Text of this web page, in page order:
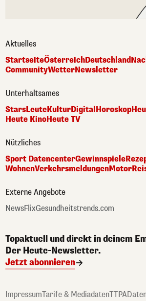
Aktuelles
StartseiteÖsterreichDeutschland
CommunityWetterNewsletter
Unterhaltsames
StarsLeuteKulturDigital Horoskop
Heute KinoHeute TV
Nützliches
Sport DatencenterGewinnspiele
WohnenVerkehrsmeldungenMotor
Externe Angebote
NewsFlixGesundheitstrends.com
Topaktuell und direkt in deinem
Der Heute-Newsletter.
Jetzt abonnieren
ImpressumTarife & MediadatenTTPA